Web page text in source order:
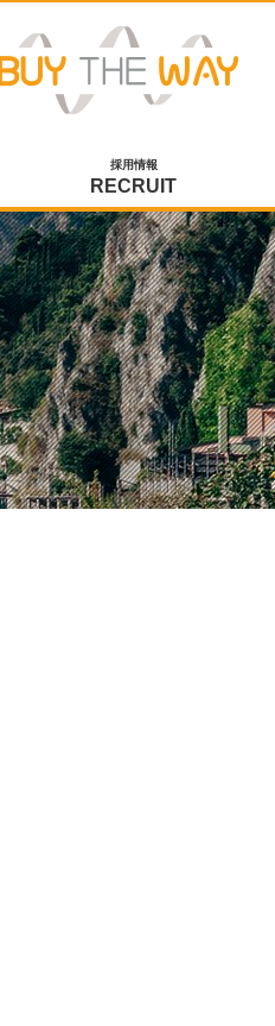
採用情報
RECRUIT